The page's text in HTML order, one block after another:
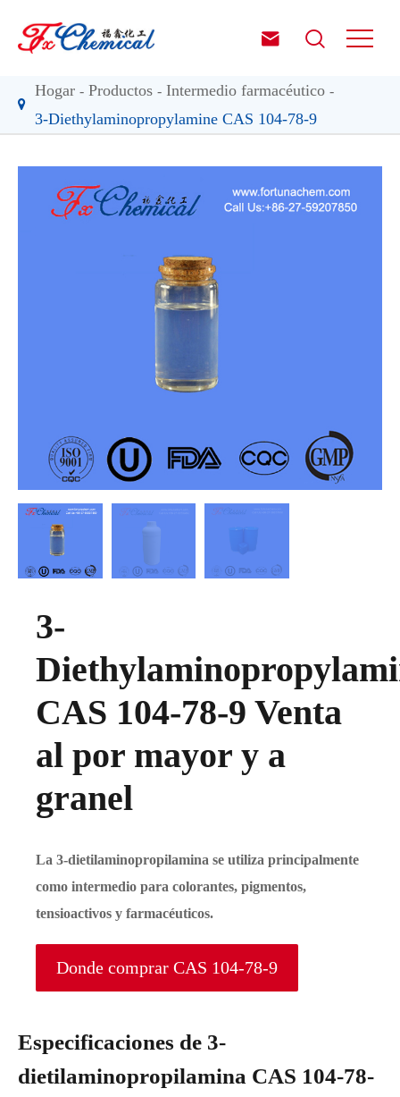
 
Hogar Productos
Intermedio farmacéutico
3-Diethylaminopropylamine CAS 104-78-9
3-
CAS 104-78-9 Venta
al por mayor y a
granel
La 3-dietilaminopropilamina se utiliza principalmente
como intermedio para colorantes, pigmentos,
tensioactivos y farmacéuticos.
Donde comprar CAS 104-78-9
Especificaciones de 3-
dietilaminopropilamina CAS 104-78-